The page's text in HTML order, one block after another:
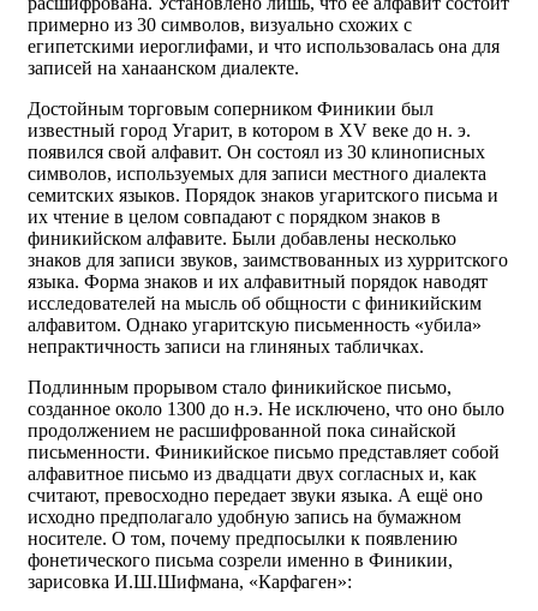
примерно из 30 символов, визуально схожих с
египетскими иероглифами, и что использовалась она для
записей на ханаанском диалекте.
Достойным торговым соперником Финикии был
известный город Угарит, в котором в XV веке до н. э.
появился свой алфавит. Он состоял из 30 клинописных
символов, используемых для записи местного диалекта
семитских языков. Порядок знаков угаритского письма и
их чтение в целом совпадают с порядком знаков в
финикийском алфавите. Были добавлены несколько
знаков для записи звуков, заимствованных из хурритского
языка. Форма знаков и их алфавитный порядок наводят
исследователей на мысль об общности с финикийским
алфавитом. Однако угаритскую письменность «убила»
непрактичность записи на глиняных табличках.
Подлинным прорывом стало финикийское письмо,
созданное около 1300 до н.э. Не исключено, что оно было
продолжением не расшифрованной пока синайской
письменности. Финикийское письмо представляет собой
алфавитное письмо из двадцати двух согласных и, как
считают, превосходно передает звуки языка. А ещё оно
исходно предполагало удобную запись на бумажном
носителе. О том, почему предпосылки к появлению
фонетического письма созрели именно в Финикии,
зарисовка И.Ш.Шифмана, «Карфаген»: